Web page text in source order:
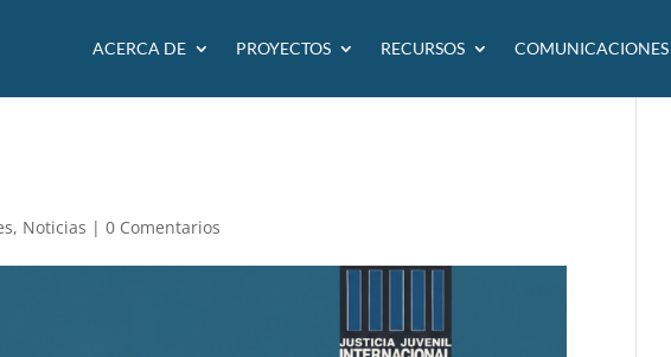
ACERCA DE PROYECTOS RECURSOS COMUNICACIONES
, Noticias |0 Comentarios